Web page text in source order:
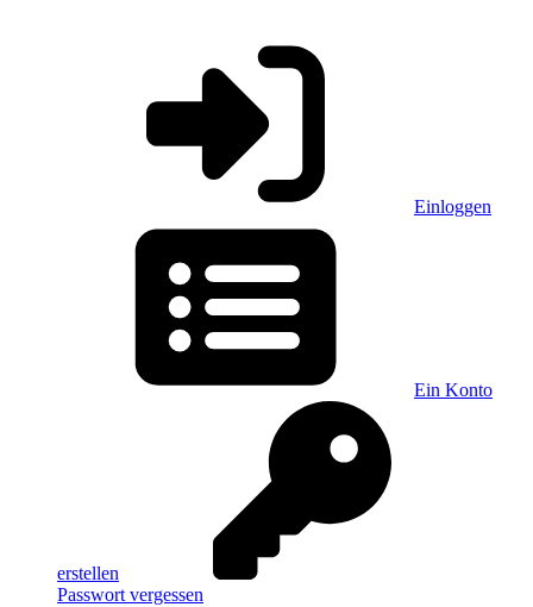
Einloggen
Ein Konto
erstellen
Passwort vergessen